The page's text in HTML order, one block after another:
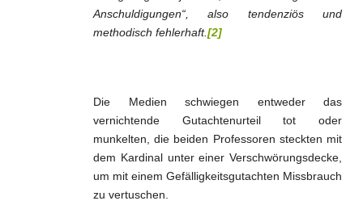
Anschuldigungen“, also tendenziös und
methodisch fehlerhaft.[2]
Die Medien schwiegen entweder das
vernichtende Gutachtenurteil tot oder
munkelten, die beiden Professoren steckten mit
dem Kardinal unter einer Verschwörungsdecke,
um mit einem Gefälligkeitsgutachten Missbrauch
zu vertuschen.